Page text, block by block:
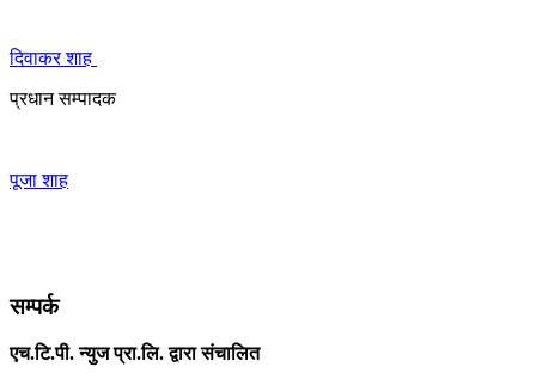
दिवाकर शाह
प्रधान सम्पादक
पूजा शाह
सम्पर्क
एच.टि.पी. न्युज प्रा.लि. द्वारा संचालित